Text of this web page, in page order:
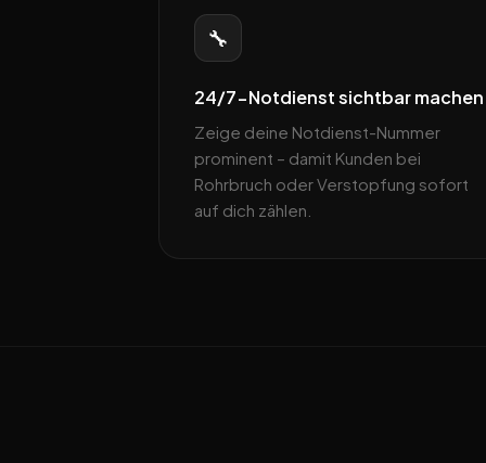
🔧
24/7-Notdienst sichtbar machen
Zeige deine Notdienst-Nummer
prominent – damit Kunden bei
Rohrbruch oder Verstopfung sofort
auf dich zählen.